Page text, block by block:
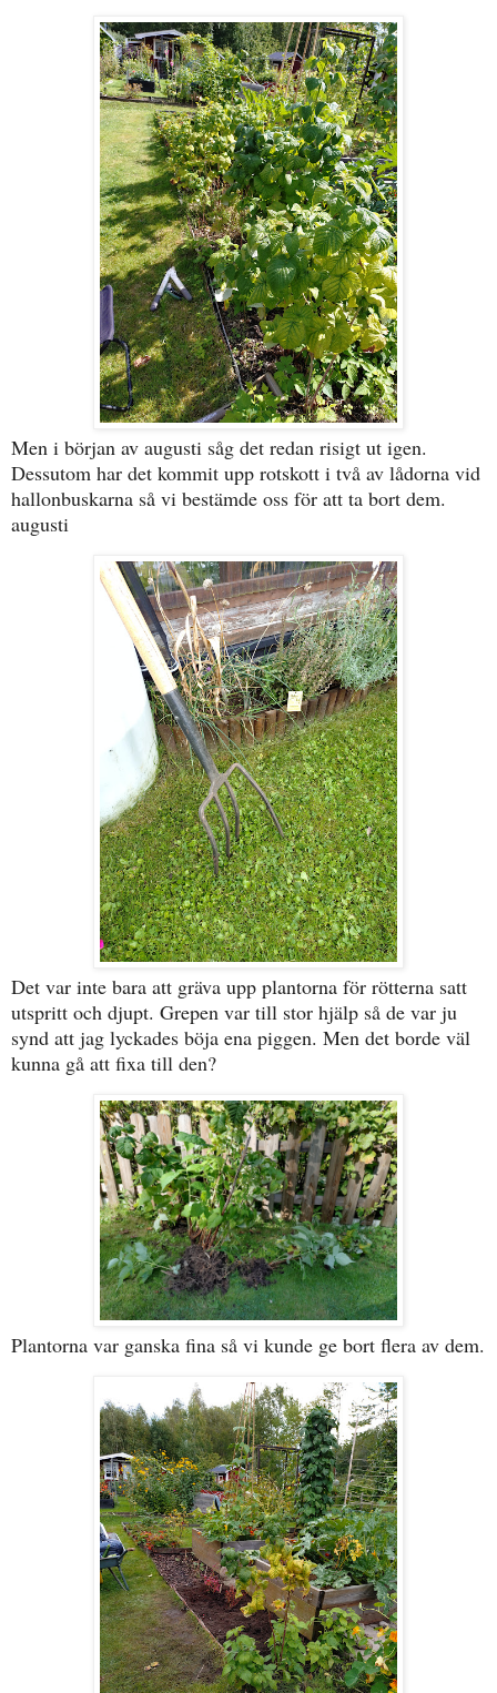
Men i början av augusti såg det redan risigt ut igen.
Dessutom har det kommit upp rotskott i två av lådorna vid
hallonbuskarna så vi bestämde oss för att ta bort dem.
augusti
Det var inte bara att gräva upp plantorna för rötterna satt
utspritt och djupt. Grepen var till stor hjälp så de var ju
synd att jag lyckades böja ena piggen. Men det borde väl
kunna gå att fixa till den?
Plantorna var ganska fina så vi kunde ge bort flera av dem.